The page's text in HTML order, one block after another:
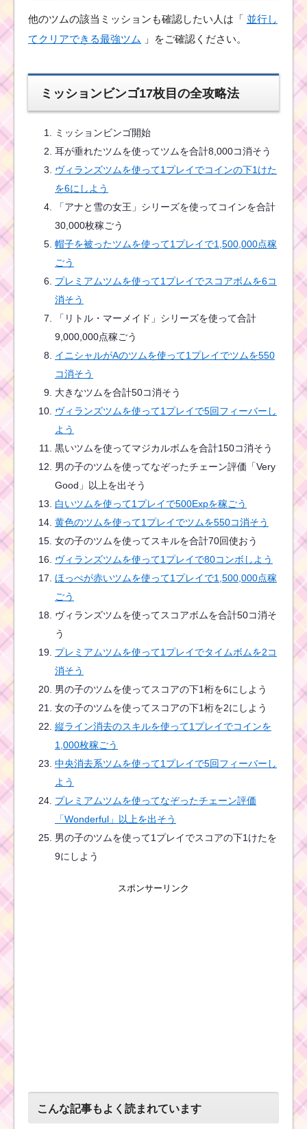
他のツムの該当ミッションも確認したい人は「 並行し
てクリアできる最強ツム
」をご確認ください。
ミッションビンゴ17枚目の全攻略法
ミッションビンゴ開始
耳が垂れたツムを使ってツムを合計8,000コ消そう
ヴィランズツムを使って1プレイでコインの下1けた
を6にしよう
「アナと雪の女王」シリーズを使ってコインを合計
30,000枚稼ごう
帽子を被ったツムを使って1プレイで1,500,000点稼
ごう
プレミアムツムを使って1プレイでスコアボムを6コ
消そう
「リトル・マーメイド」シリーズを使って合計
9,000,000点稼ごう
イニシャルがAのツムを使って1プレイでツムを550
コ消そう
大きなツムを合計50コ消そう
ヴィランズツムを使って1プレイで5回フィーバーし
よう
黒いツムを使ってマジカルボムを合計150コ消そう
男の子のツムを使ってなぞったチェーン評価「Very
Good」以上を出そう
白いツムを使って1プレイで500Expを稼ごう
黄色のツムを使って1プレイでツムを550コ消そう
女の子のツムを使ってスキルを合計70回使おう
ヴィランズツムを使って1プレイで80コンボしよう
ほっぺが赤いツムを使って1プレイで1,500,000点稼
ごう
ヴィランズツムを使ってスコアボムを合計50コ消そ
う
プレミアムツムを使って1プレイでタイムボムを2コ
消そう
男の子のツムを使ってスコアの下1桁を6にしよう
女の子のツムを使ってスコアの下1桁を2にしよう
縦ライン消去のスキルを使って1プレイでコインを
1,000枚稼ごう
中央消去系ツムを使って1プレイで5回フィーバーし
よう
プレミアムツムを使ってなぞったチェーン評価
「Wonderful」以上を出そう
男の子のツムを使って1プレイでスコアの下1けたを
9にしよう
スポンサーリンク
こんな記事もよく読まれています